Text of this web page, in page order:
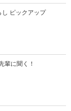
し ピックアップ
輩に聞く！